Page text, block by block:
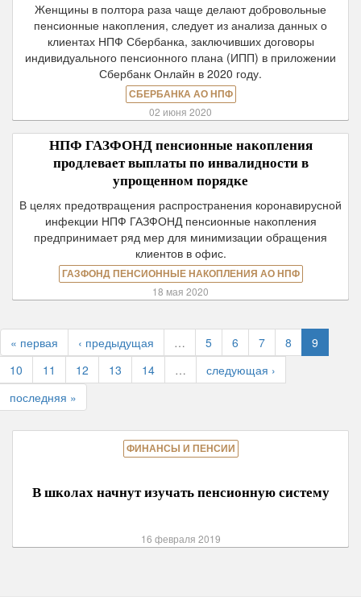
Женщины в полтора раза чаще делают добровольные
пенсионные накопления, следует из анализа данных о
клиентах НПФ Сбербанка, заключивших договоры
индивидуального пенсионного плана (ИПП) в приложении
Сбербанк Онлайн в 2020 году.
СБЕРБАНКА АО НПФ
02 июня 2020
НПФ ГАЗФОНД пенсионные накопления
продлевает выплаты по инвалидности в
упрощенном порядке
В целях предотвращения распространения коронавирусной
инфекции НПФ ГАЗФОНД пенсионные накопления
предпринимает ряд мер для минимизации обращения
клиентов в офис.
ГАЗФОНД ПЕНСИОННЫЕ НАКОПЛЕНИЯ АО НПФ
18 мая 2020
« первая ‹ предыдущая … 5 6 7 8
9
10
11 12 13 14 …
следующая ›
последняя »
ФИНАНСЫ И ПЕНСИИ
В школах начнут изучать пенсионную систему
16 февраля 2019